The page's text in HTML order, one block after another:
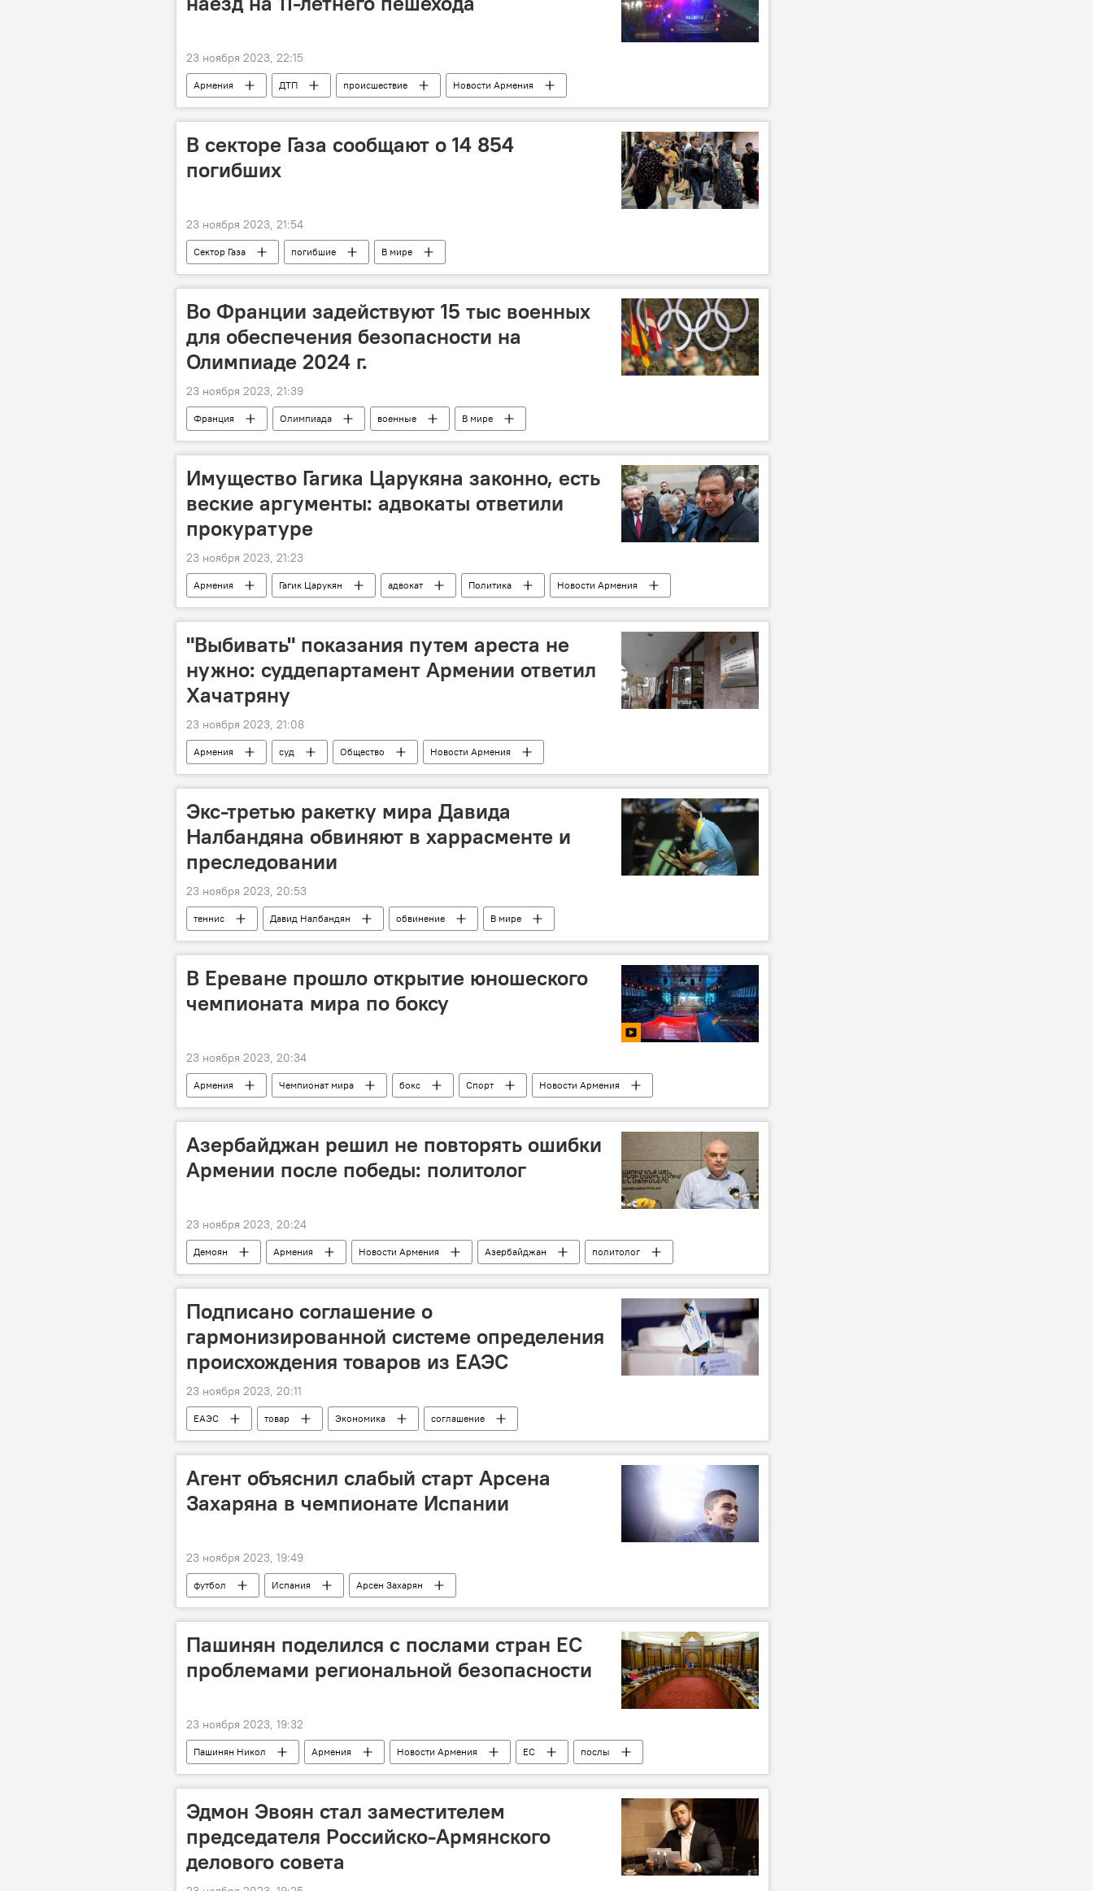
23 ноября 2023, 22:15
Армения ДТП происшествие Новости Армения
В секторе Газа сообщают о 14 854
погибших
23 ноября 2023, 21:54
Сектор Газа погибшие В мире
Во Франции задействуют 15 тыс военных
для обеспечения безопасности на
Олимпиаде 2024 г.
23 ноября 2023, 21:39
Франция Олимпиада военные В мире
Имущество Гагика Царукяна законно, есть
веские аргументы: адвокаты ответили
прокуратуре
23 ноября 2023, 21:23
Армения Гагик Царукян адвокат Политика Новости Армения
"Выбивать" показания путем ареста не
нужно: суддепартамент Армении ответил
Хачатряну
23 ноября 2023, 21:08
Армения суд Общество Новости Армения
Экс-третью ракетку мира Давида
Налбандяна обвиняют в харрасменте и
преследовании
23 ноября 2023, 20:53
теннис Давид Налбандян обвинение В мире
В Ереване прошло открытие юношеского
чемпионата мира по боксу
23 ноября 2023, 20:34
Армения Чемпионат мира бокс Спорт Новости Армения
Азербайджан решил не повторять ошибки
Армении после победы: политолог
23 ноября 2023, 20:24
Демоян Армения Новости Армения Азербайджан политолог
Подписано соглашение о
гармонизированной системе определения
происхождения товаров из ЕАЭС
23 ноября 2023, 20:11
ЕАЭС товар Экономика соглашение
Агент объяснил слабый старт Арсена
Захаряна в чемпионате Испании
23 ноября 2023, 19:49
футбол Испания Арсен Захарян
Пашинян поделился с послами стран ЕС
проблемами региональной безопасности
23 ноября 2023, 19:32
Пашинян Никол Армения Новости Армения ЕС послы
Эдмон Эвоян стал заместителем
председателя Российско-Армянского
делового совета